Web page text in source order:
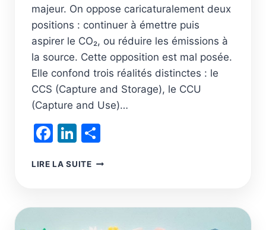
majeur. On oppose caricaturalement deux
positions : continuer à émettre puis
aspirer le CO₂, ou réduire les émissions à
la source. Cette opposition est mal posée.
Elle confond trois réalités distinctes : le
CCS (Capture and Storage), le CCU
(Capture and Use)…
Facebook
LinkedIn
LIRE LA SUITEL’INDUSTRIE